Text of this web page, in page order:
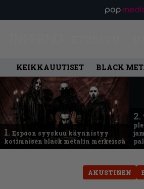
KEIKKAUUTISET BLACK
1. Espoon syyskuu käynnistyy
kotimaisen black metalin merkeissä
2.
AKUSTINEN